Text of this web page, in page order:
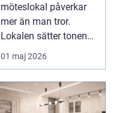
möteslokal påverkar
mer än man tror.
Lokalen sätter tonen
för samtalen, påverkar
ener...
01 maj 2026